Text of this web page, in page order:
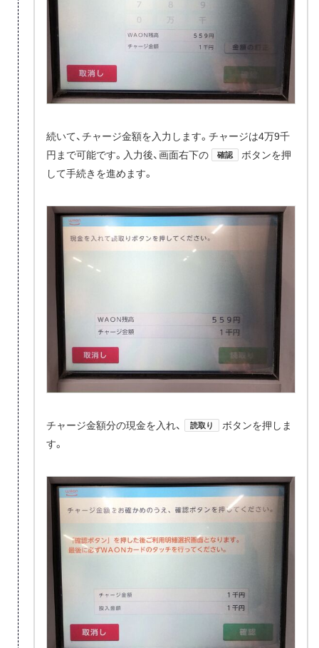
続いて、チャージ金額を入力します。チャージは4万9千
円まで可能です。入力後、画面右下の
確認
ボタンを押
して手続きを進めます。
チャージ金額分の現金を入れ、 読取り
ボタンを押しま
す。